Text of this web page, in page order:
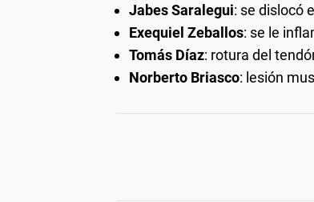
Jabes Saralegui: se dislocó
Exequiel Zeballos: se le
Tomás Díaz: rotura del
Norberto Briasco: lesión